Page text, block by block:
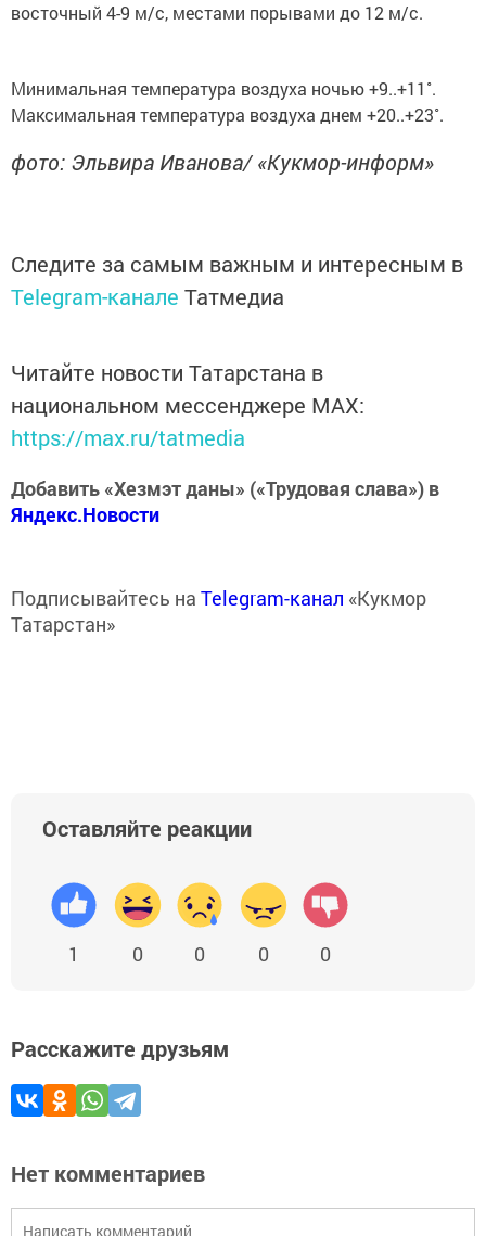
восточный 4-9 м/с, местами порывами до 12 м/с.
Минимальная температура воздуха ночью +9..+11˚.
Максимальная температура воздуха днем +20..+23˚.
фото: Эльвира Иванова/ «Кукмор-информ»
Следите за самым важным и интересным в
Telegram-канале Татмедиа
Читайте новости Татарстана в
национальном мессенджере MАХ:
https://max.ru/tatmedia
Добавить «Хезмэт даны» («Трудовая слава») в
Яндекс.Новости
Подписывайтесь на Telegram-канал «Кукмор
Татарстан»
Оставляйте реакции
1 0 0 0 0
Расскажите друзьям
Нет комментариев